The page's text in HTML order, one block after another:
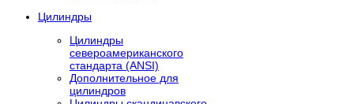
Цилиндры
Цилиндры
североамериканского
стандарта (ANSI)
Дополнительное для
цилиндров